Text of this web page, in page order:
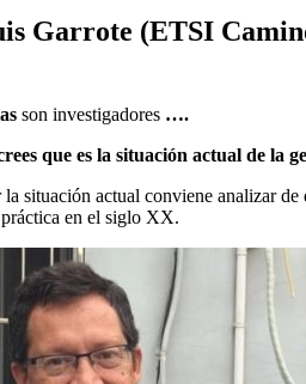
Garrote (ETSI
son investigadores ….
que es la situación actual de la
la situación actual conviene analizar
en el siglo XX.